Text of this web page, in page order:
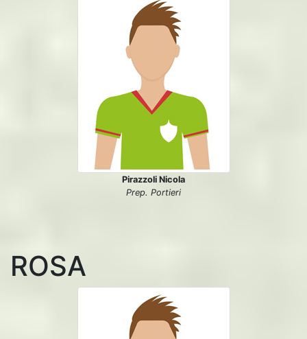
Pirazzoli Nicola
Prep. Portieri
ROSA